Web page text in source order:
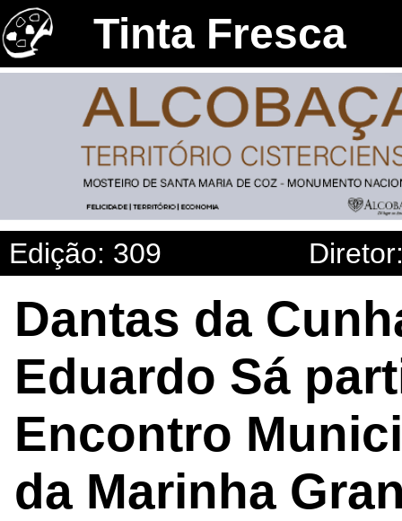
Tinta Fresca
Edição: 309
Dantas da
Eduardo Sá
Encontro
da Marinha